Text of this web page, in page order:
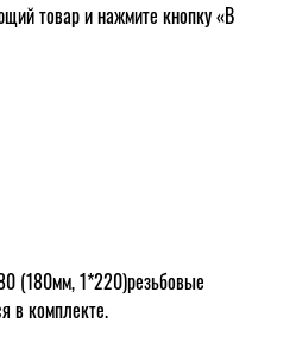
товар и нажмите кнопку «В
(180мм, 1*220)резьбовые
в комплекте.